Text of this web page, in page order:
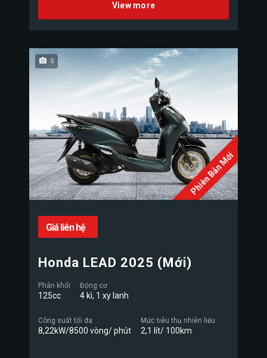
View more
Phiên Bản Mới
5
Giá liên hệ
Honda LEAD 2025 (Mới)
Phân khối
125cc
Động cơ
4 kì, 1 xy lanh
Công suất tối đa
8,22kW/8500 vòng/ phút
Mức tiêu thụ nhiên liệu
2,1 lít/ 100km